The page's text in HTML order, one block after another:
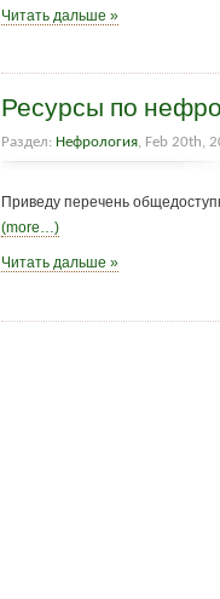
Читать дальше »
Ресурсы по
Раздел: Нефрология, Feb 20th,
Приведу перечень
(more…)
Читать дальше »